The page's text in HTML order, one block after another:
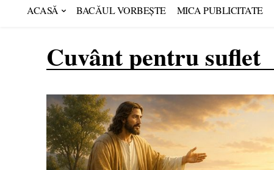
ACASĂ BACĂUL VORBEȘTE MICA PUBLICITATE
Cuvânt pentru suflet